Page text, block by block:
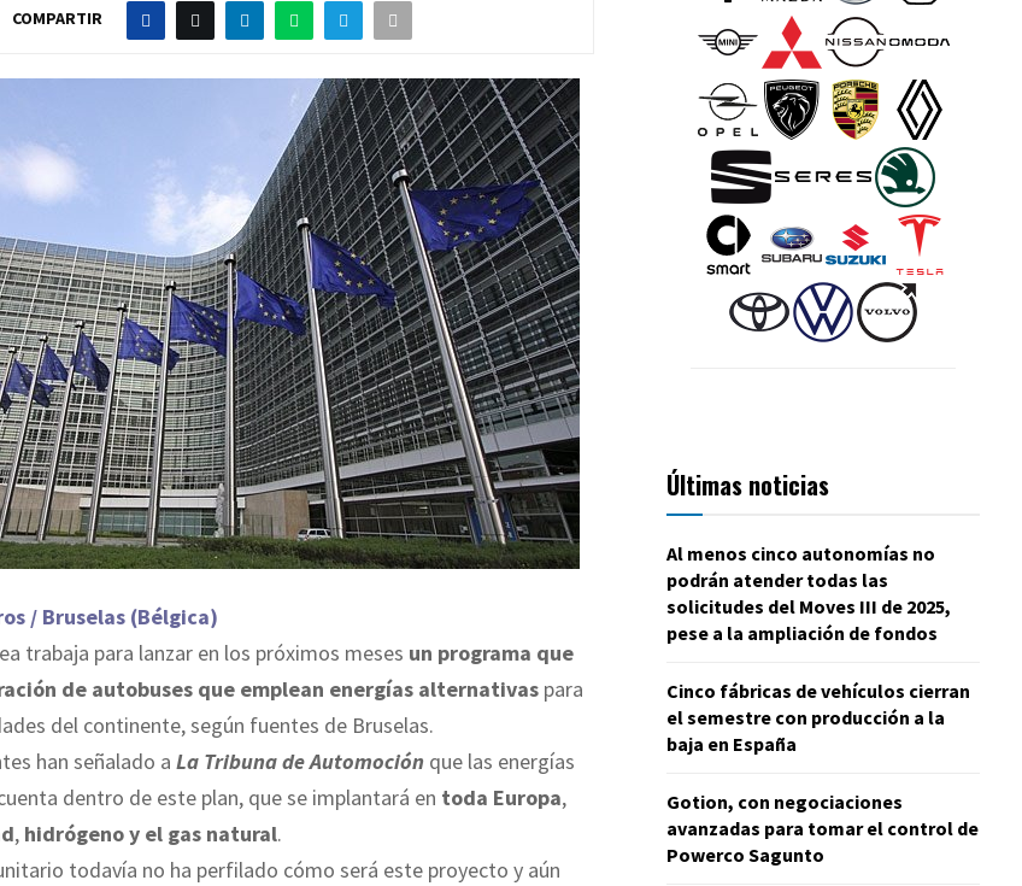
COMPARTIR
/ Bruselas (Bélgica)
trabaja para lanzar en los próximos meses un programa que
de autobuses que emplean energías alternativas para
del continente, según fuentes de Bruselas.
han señalado a La Tribuna de Automoción que las energías
dentro de este plan, que se implantará en toda Europa,
, hidrógeno y el gas natural.
todavía no ha perfilado cómo será este proyecto y aún
Últimas noticias
Al menos cinco autonomías no
podrán atender todas las
solicitudes del Moves III de 2025,
pese a la ampliación de fondos
Cinco fábricas de vehículos cierran
el semestre con producción a la
baja en España
Gotion, con negociaciones
avanzadas para tomar el control de
Powerco Sagunto